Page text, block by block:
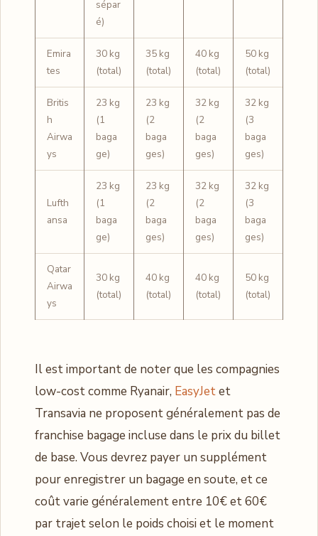
sépar
é)
Emira
tes
30 kg
(total)
35 kg
(total)
40 kg
(total)
50 kg
(total)
Britis
h
Airwa
ys
23 kg
(1
baga
ge)
23 kg
(2
baga
ges)
32 kg
(2
baga
ges)
32 kg
(3
baga
ges)
Lufth
ansa
23 kg
(1
baga
ge)
23 kg
(2
baga
ges)
32 kg
(2
baga
ges)
32 kg
(3
baga
ges)
Qatar
Airwa
ys
30 kg
(total)
40 kg
(total)
40 kg
(total)
50 kg
(total)
Il est important de noter que les compagnies
low-cost comme Ryanair, EasyJetet
Transavia ne proposent généralement pas de
franchise bagage incluse dans le prix du billet
de base. Vous devrez payer un supplément
pour enregistrer un bagage en soute, et ce
coût varie généralement entre 10€ et 60€
par trajet selon le poids choisi et le moment